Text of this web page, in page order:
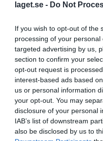
laget.se - Do Not
If you wish to opt-out of the
processing of your
targeted advertising by us,
section to confirm your
opt-out request is
interest-based ads based
us or personal information
your opt-out. You may
disclosure of your personal
IAB’s list of downstream
also be disclosed by us to